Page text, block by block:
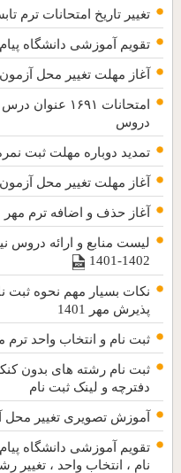
تغییر تاریخ امتحانات ترم تابستان 1403
تقویم آموزشی دانشگاه پیام نور
آغاز مهلت تغییر محل آزمون
امتحانات
دروس
تمدید دوباره مهلت ثبت
آغاز مهلت تغییر محل آزمون
آغاز حذف و اضافه ترم مهر 1401 پیام نور
لیست منابع و ارائه دروس
1402-1401
نکات بسیار مهم نحوه ثبت
پذیرش مهر 1401
ثبت نام و انتخاب واحد ترم مهر 1401 پیام نور
دفترچه و لینک ثبت نام
آموزش تصویری تغییر محل
نام ، انتخاب واحد ، تغییر